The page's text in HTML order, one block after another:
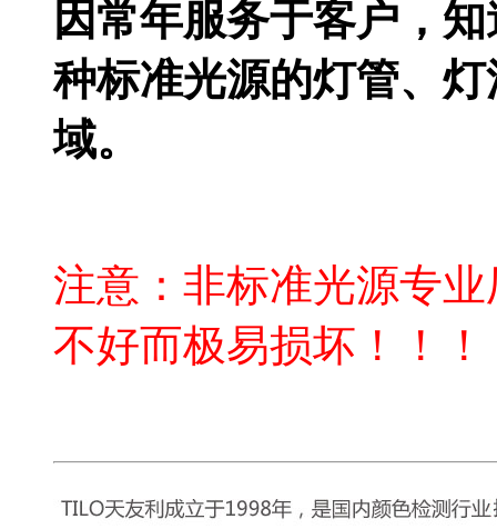
因常年服务于客户，
种标准光源的灯管、
域。
注意：非标准光源专
不好而极易损坏！！！